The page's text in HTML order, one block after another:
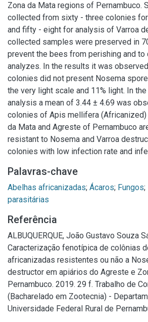
Zona da Mata regions of Pernambuco.
collected from sixty - three colonies
and fifty - eight for analysis of Varroa
collected samples were preserved in
prevent the bees from perishing and to
analyzes. In the results it was
colonies did not present Nosema
the very light scale and 11% light. In
analysis a mean of 3.44 ± 4.69 was
colonies of Apis mellifera
da Mata and Agreste of Pernambuco
resistant to Nosema and Varroa
colonies with low infection rate and
Palavras-chave
Abelhas africanizadas; Ácaros; Fungos;
parasitárias
Referência
ALBUQUERQUE, João Gustavo Souza
Caracterização fenotípica de colônias
africanizadas resistentes ou não a
destructor em apiários do Agreste e
Pernambuco. 2019. 29 f. Trabalho de
(Bacharelado em Zootecnia) -
Universidade Federal Rural de